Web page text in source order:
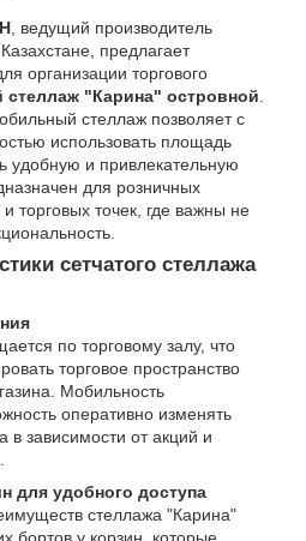
, ведущий производитель
предлагает
организации торгового
стеллаж "Карина" островной.
стеллаж позволяет с
использовать площадь
удобную и привлекательную
для розничных
торговых точек, где важны не
сетчатого стеллажа
по торговому залу, что
торговое пространство
Мобильность
оперативно изменять
в зависимости от акций и
для удобного доступа
стеллажа "Карина"